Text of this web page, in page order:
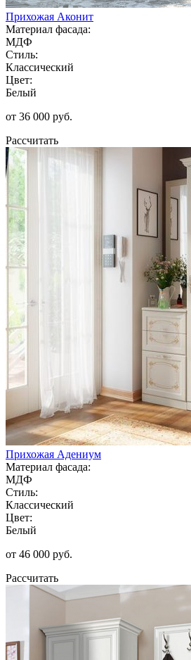
Прихожая Аконит
Материал фасада:
МДФ
Стиль:
Классический
Цвет:
Белый
от 36 000 руб.
Рассчитать
Прихожая Адениум
Материал фасада:
МДФ
Стиль:
Классический
Цвет:
Белый
от 46 000 руб.
Рассчитать